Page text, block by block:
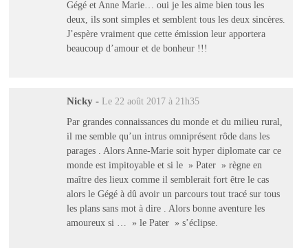
Gégé et Anne Marie… oui je les aime bien tous les
deux, ils sont simples et semblent tous les deux sincères.
J’espère vraiment que cette émission leur apportera
beaucoup d’amour et de bonheur !!!
Nicky - Le 22 août 2017 à 21h35
Par grandes connaissances du monde et du milieu rural,
il me semble qu’un intrus omniprésent rôde dans les
parages . Alors Anne-Marie soit hyper diplomate car ce
monde est impitoyable et si le » Pater » règne en
maître des lieux comme il semblerait fort être le cas
alors le Gégé à dû avoir un parcours tout tracé sur tous
les plans sans mot à dire . Alors bonne aventure les
amoureux si … » le Pater » s’éclipse.